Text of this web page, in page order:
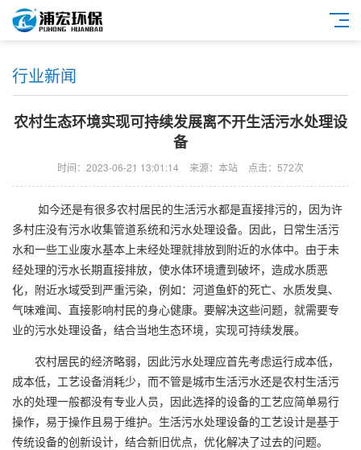
行业新闻
农村生态环境实现可持续发展离不开生活污水处理设
备
时间：2023-06-21 13:01:14 来源：本站 点击：572次
如今还是有很多农村居民的生活污水都是直接排污的，因为许
多村庄没有污水收集管道系统和污水处理设备。因此，日常生活污
水和一些工业废水基本上未经处理就排放到附近的水体中。由于未
经处理的污水长期直接排放，使水体环境遭到破坏，造成水质恶
化，附近水域受到严重污染，例如：河道鱼虾的死亡、水质发臭、
气味难闻、直接影响村民的身心健康。要解决这些问题，就需要专
业的污水处理设备，结合当地生态环境，实现可持续发展。
农村居民的经济略弱，因此污水处理应首先考虑运行成本低，
成本低，工艺设备消耗少，而不管是城市生活污水还是农村生活污
水的处理一般都没有专业人员，因此选择的设备的工艺应简单易行
操作，易于操作且易于维护。生活污水处理设备的工艺设计是基于
传统设备的创新设计，结合新旧优点，优化解决了过去的问题。